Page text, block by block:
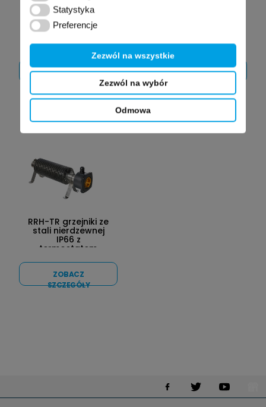
StatystykaStatystyka
PreferencjePreferencje
Zezwól na wszystkie
Zezwól na wybór
Odmowa
RRH-NO-TR
grzejniki
IP66 z
termostatem
ZOBACZ
regulacją mocy
ZOBACZ
RRH-TR grzejniki ze
stali nierdzewnej
IP66 z
termostatem
ZOBACZ
SZCZEGÓŁY